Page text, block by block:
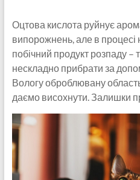
Оцтова кислота руйнує
випорожнень, але в процесі
побічний продукт розпаду –
нескладно прибрати за
Вологу оброблювану
даємо висохнути. Залишки